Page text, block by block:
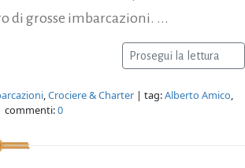
di grosse imbarcazioni. ...
Prosegui la lettura
,Crociere & Charter | tag:Alberto Amico,
| commenti:0